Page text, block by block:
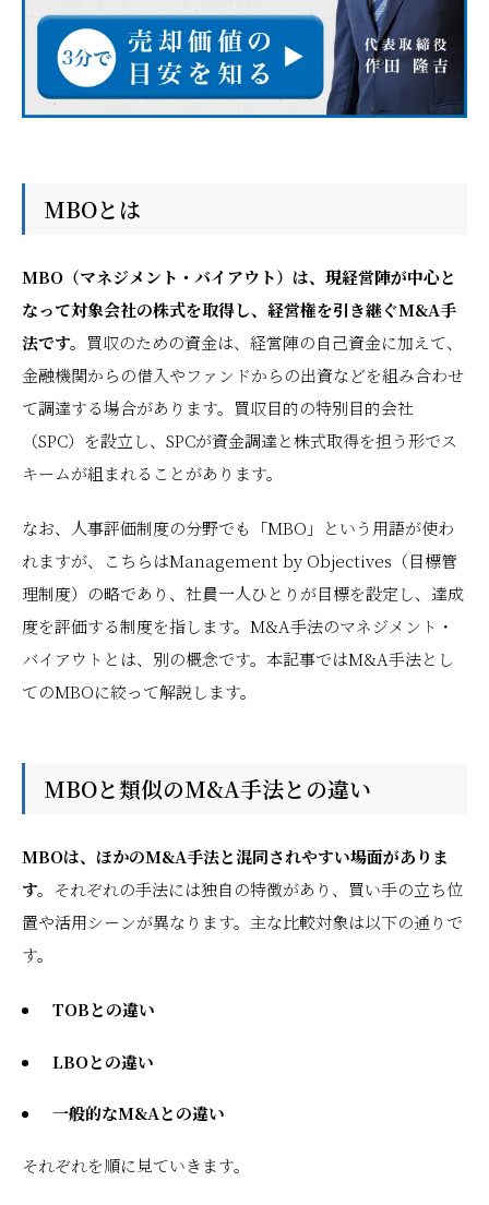
MBOとは
MBO（マネジメント・バイアウト）は、現経営陣が中心と
なって対象会社の株式を取得し、経営権を引き継ぐM&A手
法です。 買収のための資金は、経営陣の自己資金に加えて、
金融機関からの借入やファンドからの出資などを組み合わせ
て調達する場合があります。買収目的の特別目的会社
（SPC）を設立し、SPCが資金調達と株式取得を担う形でス
キームが組まれることがあります。
なお、人事評価制度の分野でも「MBO」という用語が使わ
れますが、こちらはManagement by Objectives（目標管
理制度）の略であり、社員一人ひとりが目標を設定し、達成
度を評価する制度を指します。M&A手法のマネジメント・
バイアウトとは、別の概念です。本記事ではM&A手法とし
てのMBOに絞って解説します。
MBOと類似のM&A手法との違い
MBOは、ほかのM&A手法と混同されやすい場面がありま
す。 それぞれの手法には独自の特徴があり、買い手の立ち位
置や活用シーンが異なります。主な比較対象は以下の通りで
す。
TOBとの違い
LBOとの違い
一般的なM&Aとの違い
それぞれを順に見ていきます。